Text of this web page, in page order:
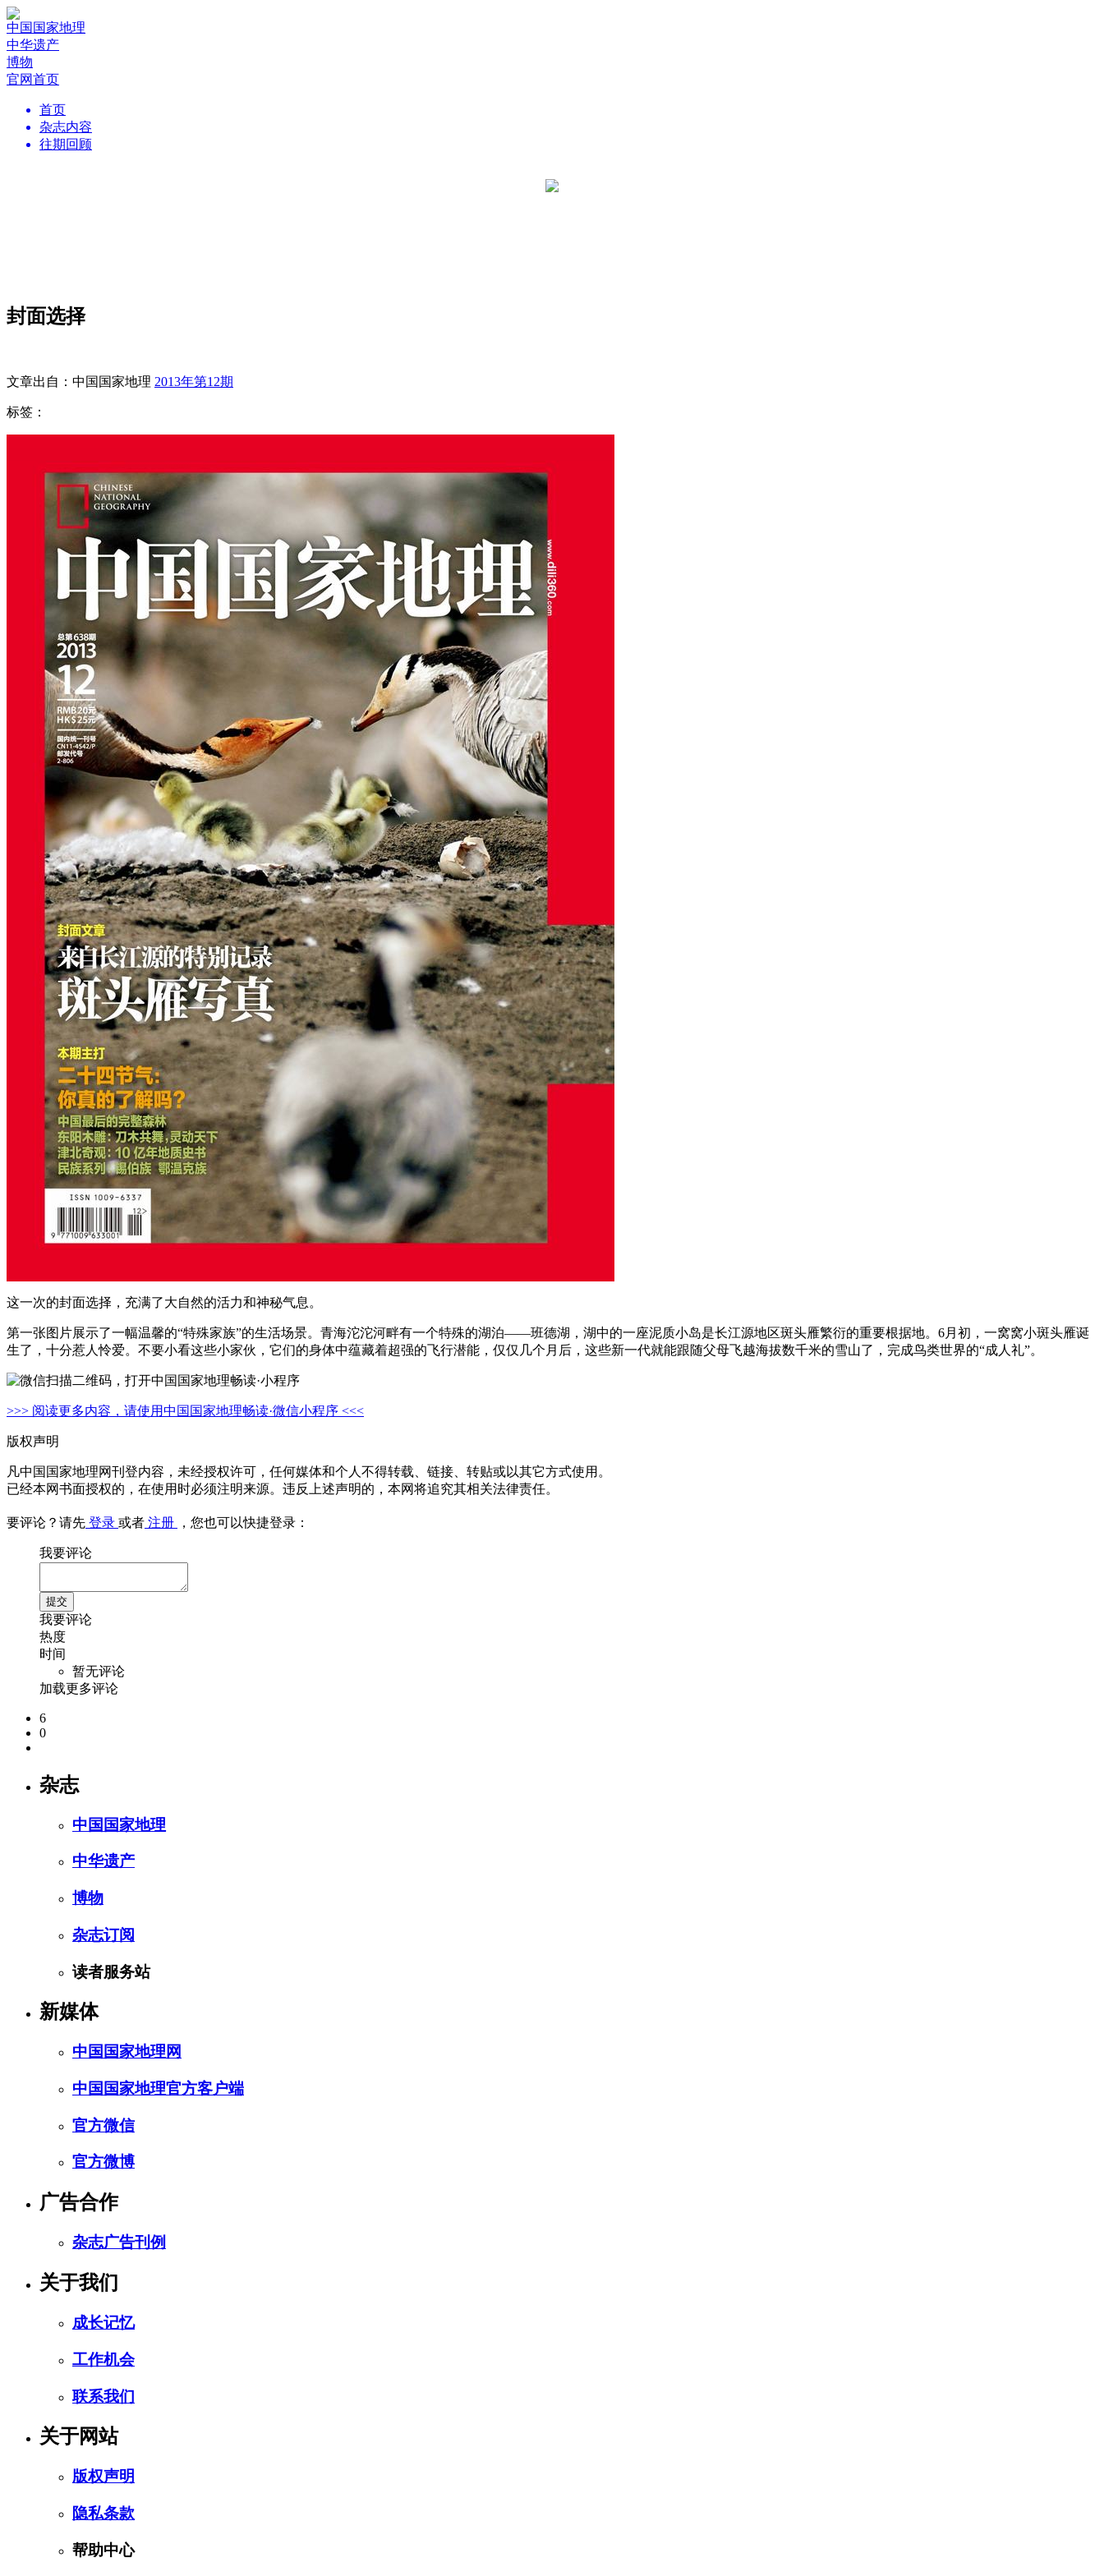
中国国家地理
中华遗产
博物
官网首页
首页
杂志内容
往期回顾
封面选择
文章出自：中国国家地理 2013年第12期
标签：
这一次的封面选择，充满了大自然的活力和神秘气息。
第一张图片展示了一幅温馨的“特殊家族”的生活场景。青海沱沱河畔有一个特殊的湖泊——班德湖，湖中的一座泥质小岛是长江源地区斑头雁繁衍的重要根据地。6月初，一窝窝小斑头雁诞
生了，十分惹人怜爱。不要小看这些小家伙，它们的身体中蕴藏着超强的飞行潜能，仅仅几个月后，这些新一代就能跟随父母飞越海拔数千米的雪山了，完成鸟类世界的“成人礼”。
>>> 阅读更多内容，请使用中国国家地理畅读·微信小程序 <<<
版权声明
凡中国国家地理网刊登内容，未经授权许可，任何媒体和个人不得转载、链接、转贴或以其它方式使用。
已经本网书面授权的，在使用时必须注明来源。违反上述声明的，本网将追究其相关法律责任。
要评论？请先 登录 或者 注册 ，您也可以快捷登录：
我要评论
我要评论
热度
时间
暂无评论
加载更多评论
6
0
杂志
中国国家地理
中华遗产
博物
杂志订阅
读者服务站
新媒体
中国国家地理网
中国国家地理官方客户端
官方微信
官方微博
广告合作
杂志广告刊例
关于我们
成长记忆
工作机会
联系我们
关于网站
版权声明
隐私条款
帮助中心